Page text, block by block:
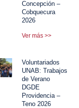
Concepción –
Cobquecura
2026
Ver más >>
Voluntariados
UNAB: Trabajos
de Verano
DGDE
Providencia –
Teno 2026